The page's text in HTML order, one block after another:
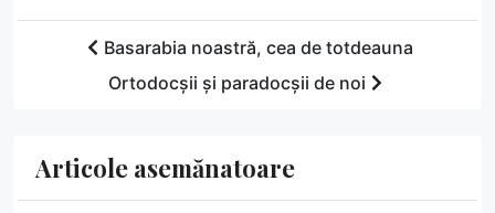
Basarabia noastră, cea de totdeauna
Ortodocșii și paradocșii de noi
Articole asemănatoare